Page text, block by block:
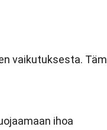
vaikutuksesta.
ihoa